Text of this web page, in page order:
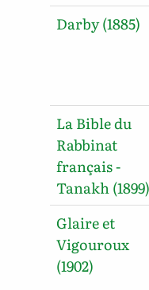
Darby (1885)
La Bible du
Rabbinat
français -
Tanakh (1899)
Glaire et
Vigouroux
(1902)